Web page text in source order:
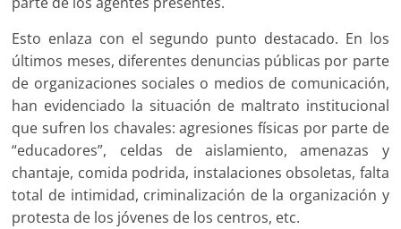
Esto enlaza con el segundo punto destacado. En los
últimos meses, diferentes denuncias públicas por parte
de organizaciones sociales o medios de comunicación,
han evidenciado la situación de maltrato institucional
que sufren los chavales: agresiones físicas por parte de
“educadores”, celdas de aislamiento, amenazas y
chantaje, comida podrida, instalaciones obsoletas, falta
total de intimidad, criminalización de la organización y
protesta de los jóvenes de los centros, etc.